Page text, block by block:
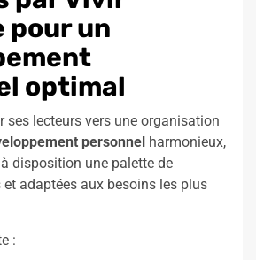
pour un
optimal
ses lecteurs vers une organisation
personnel harmonieux,
disposition une palette de
et adaptées aux besoins les plus
: